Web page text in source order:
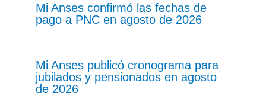
Mi Anses confirmó las fechas de
pago a PNC en agosto de 2026
Mi Anses publicó cronograma para
jubilados y pensionados en agosto
de 2026